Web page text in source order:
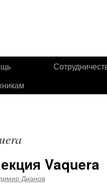
Vaquera
Дианов